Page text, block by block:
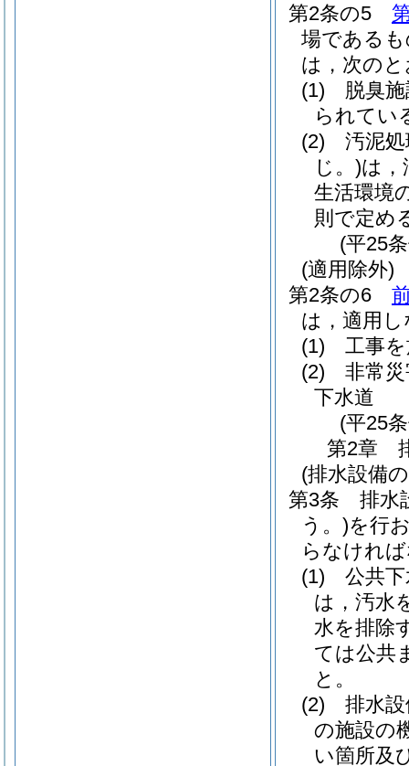
第2条の5
場である
は，次の
(1)
脱臭
られてい
(2)
汚泥
じ。)は，
生活環境
則で定め
(平25
(適用除外)
第2条の6
は，適用
(1)
工事
(2)
非常
下水道
(平25
第2章
(排水設備
第3条
排水
う。)を行
らなけれ
(1)
公共
は，汚水
水を排除
ては公共
と。
(2)
排水
の施設の
い箇所及